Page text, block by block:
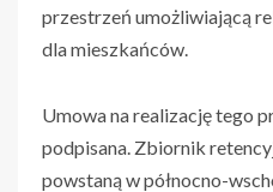
przestrzeń umożliwiającą
dla mieszkańców.
Umowa na realizację tego
podpisana. Zbiornik
powstaną w północno-